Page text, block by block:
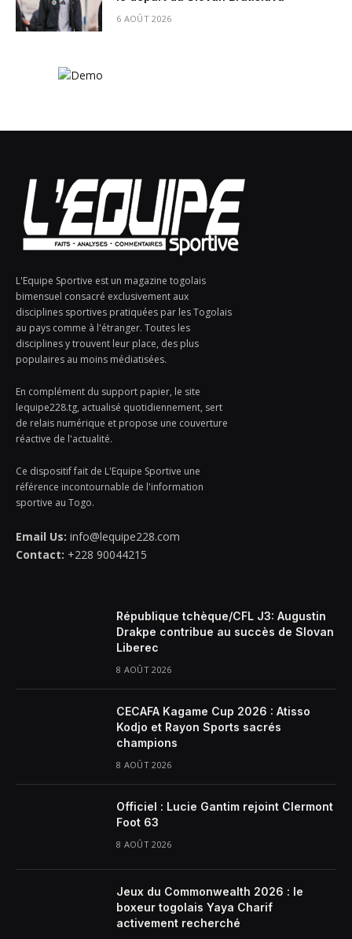
6 AOÛT 2026
L'Equipe Sportive est un magazine togolais
bimensuel consacré exclusivement aux
disciplines sportives pratiquées par les Togolais
au pays comme à l'étranger. Toutes les
disciplines y trouvent leur place, des plus
populaires au moins médiatisées.
En complément du support papier, le site
lequipe228.tg, actualisé quotidiennement, sert
de relais numérique et propose une couverture
réactive de l'actualité.
Ce dispositif fait de L'Equipe Sportive une
référence incontournable de l'information
sportive au Togo.
Email Us: info@lequipe228.com
Contact: +228 90044215
République tchèque/CFL J3: Augustin
Drakpe contribue au succès de Slovan
Liberec
8 AOÛT 2026
CECAFA Kagame Cup 2026 : Atisso
Kodjo et Rayon Sports sacrés
champions
8 AOÛT 2026
Officiel : Lucie Gantim rejoint Clermont
Foot 63
8 AOÛT 2026
Jeux du Commonwealth 2026 : le
boxeur togolais Yaya Charif
activement recherché